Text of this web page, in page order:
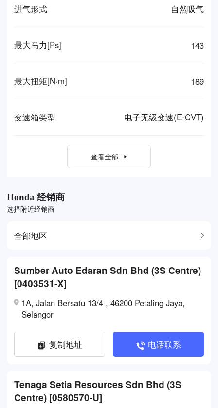
进气形式 自然吸气
最大马力[Ps] 143
最大扭矩[N·m] 189
变速箱类型 电子无级变速(E-CVT)
查看全部
Honda 经销商
选择附近经销商
全部地区
Sumber Auto Edaran Sdn Bhd (3S Centre)
[0403531-X]
1A, Jalan Bersatu 13/4 , 46200 Petaling Jaya,
Selangor
复制地址 电话联系
Tenaga Setia Resources Sdn Bhd (3S
Centre) [0580570-U]